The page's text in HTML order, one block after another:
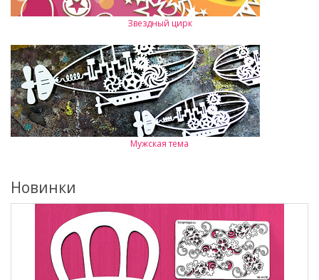
Звездный цирк
Мужская тема
Новинки